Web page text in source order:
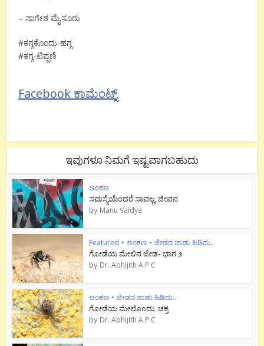
– ನಾಗೇಶ ಮೈಸೂರು
#ಕಗ್ಗಕೊಂದು-ಹಗ್ಗ
#ಕಗ್ಗ-ಟಿಪ್ಪಣಿ
Facebook ಕಾಮೆಂಟ್ಸ್
ಇವುಗಳೂ ನಿಮಗೆ ಇಷ್ಟವಾಗಬಹುದು
ಅಂಕಣ
ಸಮಸ್ಯೆಯೆಂದರೆ ಸಾವಲ್ಲ, ಜೀವನ
by Manu Vaidya
Featured • ಅಂಕಣ • ಜೇಡನ ಜಾಡು ಹಿಡಿದು..
ಗೋಡೆಯ ಮೇಲಿನ ಜೇಡ- ಭಾಗ ೨
by Dr. Abhijith A P C
ಅಂಕಣ • ಜೇಡನ ಜಾಡು ಹಿಡಿದು..
ಗೋಡೆಯ ಮೇಲೊಂದು ಚಕ್ರ
by Dr. Abhijith A P C